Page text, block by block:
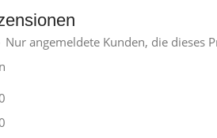
Nur angemeldete Kunden, die dieses